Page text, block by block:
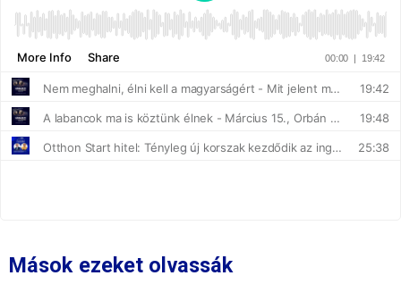
Mások ezeket olvassák